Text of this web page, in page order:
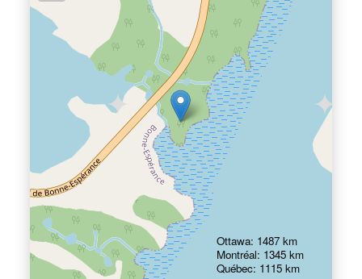
Ottawa: 1487 km
Montréal: 1345 km
Québec: 1115 km